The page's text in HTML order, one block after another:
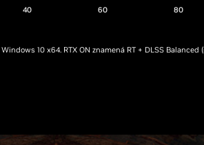
40 60 80
10 x64. RTX ON znamená RT + DLSS Balanced